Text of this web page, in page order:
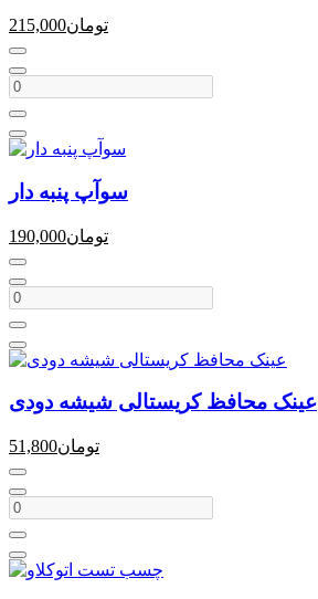
215,000تومان
سوآپ پنبه دار
190,000تومان
عینک محافظ کریستالی شیشه دودی
51,800تومان